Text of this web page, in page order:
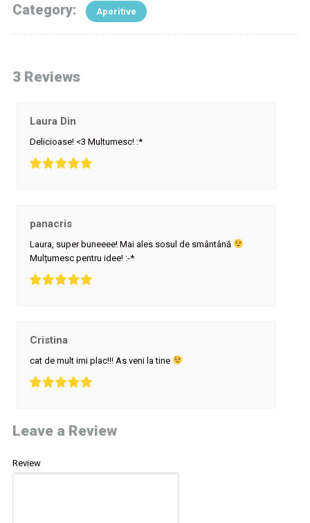
Category: Aperitive
3 Reviews
Laura Din
Delicioase! <3 Multumesc! :*
panacris
Laura, super buneeee! Mai ales sosul de smântână
Mulțumesc pentru idee! :-*
Cristina
cat de mult imi plac!!! As veni la tine
Leave a Review
Review